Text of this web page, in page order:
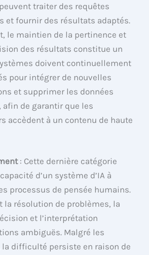
traiter des requêtes
et fournir des résultats adaptés.
le maintien de la pertinence et
des résultats constitue un
doivent continuellement
pour intégrer de nouvelles
et supprimer les données
afin de garantir que les
accèdent à un contenu de haute
: Cette dernière catégorie
d’un système d’IA à
processus de pensée humains.
la résolution de problèmes, la
et l’interprétation
ambiguës. Malgré les
la difficulté persiste en raison de